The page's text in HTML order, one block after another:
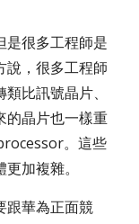
是很多工程師是
說，很多工程師
比訊號晶片、
的晶片也一樣重
。這些
加複雜。
跟華為正面競